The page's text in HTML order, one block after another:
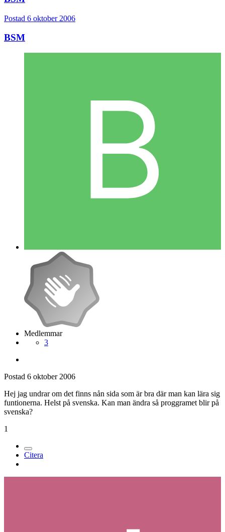
Postad 6 oktober 2006
BSM
Medlemmar
3
Postad 6 oktober 2006
Hej jag undrar om det finns nån sida som är bra där man kan lära sig
funtionerna. Helst på svenska. Kan man ändra så proggramet blir på
svenska?
1
Citera